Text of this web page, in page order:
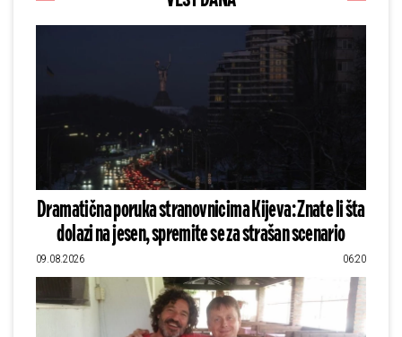
Dramatična poruka stranovnicima Kijeva: Znate li šta
dolazi na jesen, spremite se za strašan scenario
09.08.2026 06:20